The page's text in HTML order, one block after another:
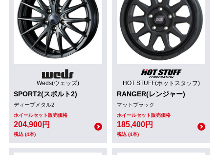
Weds(ウェッズ)
SPORT2(スポルト2)
ディープメタル2
ホイールセット販売価格
204,900円
税込 (4本)
HOT STUFF(ホットスタッフ)
RANGER(レンジャー)
マットブラック
ホイールセット販売価格
185,400円
税込 (4本)